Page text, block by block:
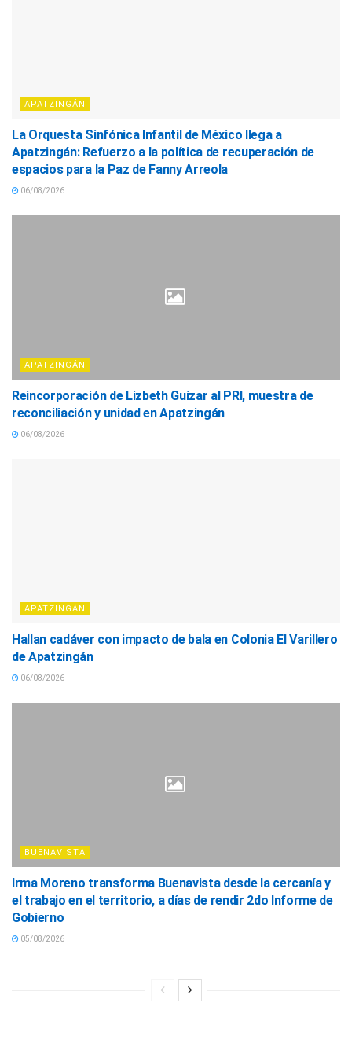
APATZINGÁN
La Orquesta Sinfónica Infantil de México llega a
Apatzingán: Refuerzo a la política de recuperación de
espacios para la Paz de Fanny Arreola
06/08/2026
APATZINGÁN
Reincorporación de Lizbeth Guízar al PRI, muestra de
reconciliación y unidad en Apatzingán
06/08/2026
APATZINGÁN
Hallan cadáver con impacto de bala en Colonia El Varillero
de Apatzingán
06/08/2026
BUENAVISTA
Irma Moreno transforma Buenavista desde la cercanía y
el trabajo en el territorio, a días de rendir 2do Informe de
Gobierno
05/08/2026